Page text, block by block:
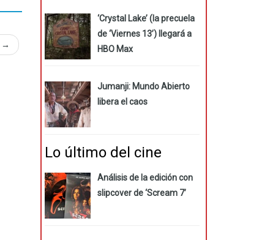
→
‘Crystal Lake’ (la precuela
de ‘Viernes 13’) llegará a
HBO Max
Jumanji: Mundo Abierto
libera el caos
Lo último del cine
Análisis de la edición con
slipcover de ‘Scream 7’